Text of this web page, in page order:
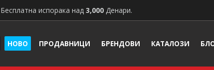
Бесплатна испорака над 3,000 Денари.
НОВО ПРОДАВНИЦИ БРЕНДОВИ КАТАЛОЗИ